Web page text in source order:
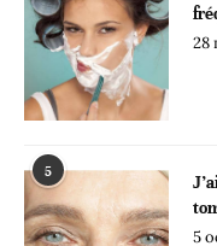
28
5
5